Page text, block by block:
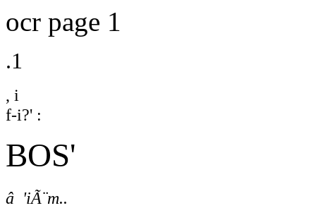
ocr page 1
.1
, i
f-i?' :
BOS'
â 'iÃ¨m..